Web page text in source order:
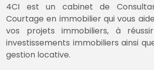
4CI est un cabinet de
Courtage en immobilier qui vous
vos projets immobiliers, à
investissements immobiliers ainsi
gestion locative.